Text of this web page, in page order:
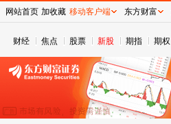
财经 焦点 股票 新股 期指 期权
网站首页 加收藏 移动客户端 东方财富